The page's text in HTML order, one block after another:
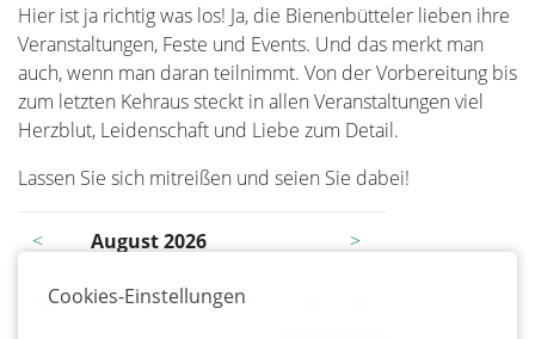
Hier ist ja richtig was los! Ja, die Bienenbütteler lieben ihre
Veranstaltungen, Feste und Events. Und das merkt man
auch, wenn man daran teilnimmt. Von der Vorbereitung bis
zum letzten Kehraus steckt in allen Veranstaltungen viel
Herzblut, Leidenschaft und Liebe zum Detail.
Lassen Sie sich mitreißen und seien Sie dabei!
< August 2026 >
Montag
Dienstag
Mittwoch
Donnerstag
Cookies-Einstellungen